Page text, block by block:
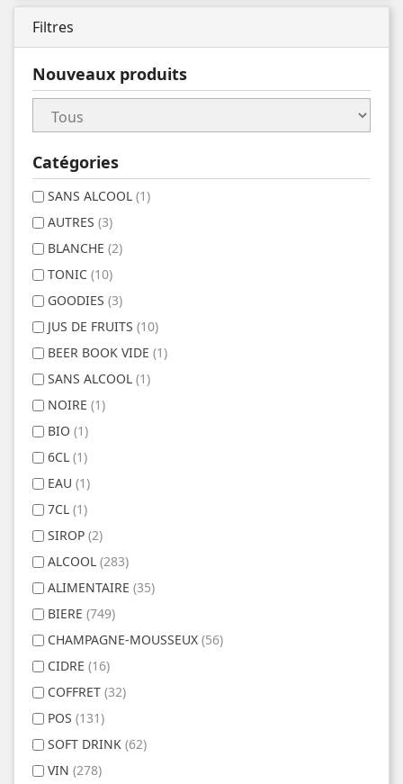
Filtres
Nouveaux produits
Catégories
SANS ALCOOL (1)
AUTRES (3)
BLANCHE (2)
TONIC (10)
GOODIES (3)
JUS DE FRUITS (10)
BEER BOOK VIDE (1)
SANS ALCOOL (1)
NOIRE (1)
BIO (1)
6CL (1)
EAU (1)
7CL (1)
SIROP (2)
ALCOOL (283)
ALIMENTAIRE (35)
BIERE (749)
CHAMPAGNE-MOUSSEUX (56)
CIDRE (16)
COFFRET (32)
POS (131)
SOFT DRINK (62)
VIN (278)